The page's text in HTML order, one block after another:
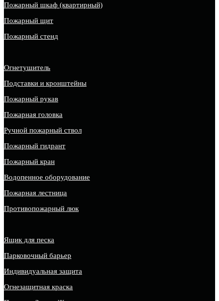
Пожарный шкаф (квартирный)
Пожарный щит
Пожарный стенд
Огнетушитель
Подставки и кронштейны
Пожарный рукав
Пожарная головка
Ручной пожарный ствол
Пожарный гидрант
Пожарный кран
Водопенное оборудование
Пожарная лестница
Противопожарный люк
Ящик для песка
Парковочный барьер
Индивидуальная защита
Огнезащитная краска